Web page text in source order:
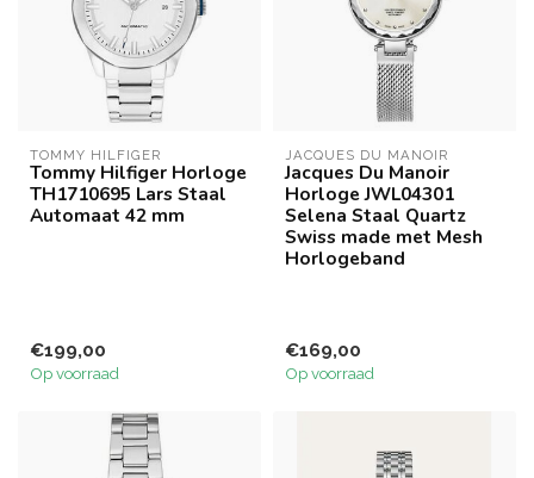
TOMMY HILFIGER
Tommy Hilfiger Horloge
TH1710695 Lars Staal
Automaat 42 mm
€199,00
Op voorraad
JACQUES DU MANOIR
Jacques Du Manoir
Horloge JWL04301
Selena Staal Quartz
Swiss made met Mesh
Horlogeband
€169,00
Op voorraad